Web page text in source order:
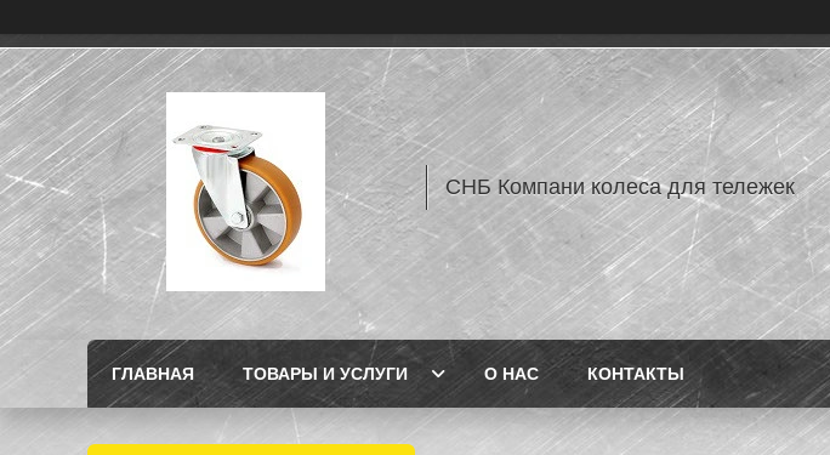
СНБ Компани колеса для тележек
ГЛАВНАЯ ТОВАРЫ И УСЛУГИ О НАС КОНТАКТЫ